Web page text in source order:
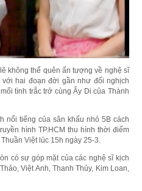
không thể quên ấn tượng về nghệ sĩ
hai đoạn đời gần như đối nghịch
tình trắc trở cùng Ây Di của Thành
nổi tiếng của sân khấu nhỏ 5B cách
hình TP.HCM thu hình thời điểm
Việt lúc 15h ngày 25-3.
có sự góp mặt của các nghệ sĩ kịch
Việt Anh, Thanh Thủy, Kim Loan,